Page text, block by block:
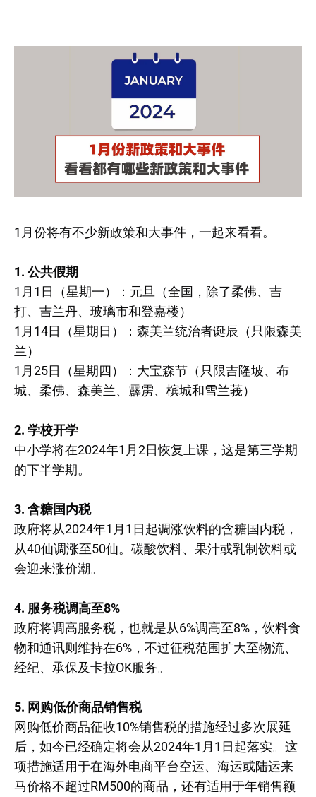
1月份将有不少新政策和大事件，一起来看看。
1. 公共假期
1月1日（星期一）：元旦（全国，除了柔佛、吉
打、吉兰丹、玻璃市和登嘉楼）
1月14日（星期日）：森美兰统治者诞辰（只限森美
兰）
1月25日（星期四）：大宝森节（只限吉隆坡、布
城、柔佛、森美兰、霹雳、槟城和雪兰莪）
2. 学校开学
中小学将在2024年1月2日恢复上课，这是第三学期
的下半学期。
3. 含糖国内税
政府将从2024年1月1日起调涨饮料的含糖国内税，
从40仙调涨至50仙。碳酸饮料、果汁或乳制饮料或
会迎来涨价潮。
4. 服务税调高至8%
政府将调高服务税，也就是从6%调高至8%，饮料食
物和通讯则维持在6%，不过征税范围扩大至物流、
经纪、承保及卡拉OK服务。
5. 网购低价商品销售税
网购低价商品征收10%销售税的措施经过多次展延
后，如今已经确定将会从2024年1月1日起落实。这
项措施适用于在海外电商平台空运、海运或陆运来
马价格不超过RM500的商品，还有适用于年销售额